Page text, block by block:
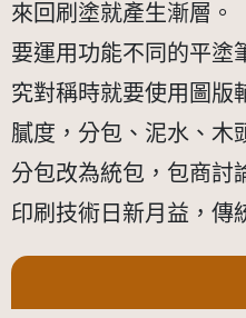
來回刷塗就產生漸層。
要運用功能不同的平塗
究對稱時就要使用圖版
膩度，分包、泥水、木
分包改為統包，包商討
印刷技術日新月益，傳